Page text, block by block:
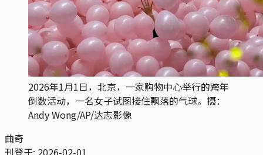
2026年1月1日，北京，一家购物中心举行的跨年
倒数活动，一名女子试图接住飘落的气球。摄：
Andy Wong/AP/达志影像
曲奇
刊登于: 2026-02-01